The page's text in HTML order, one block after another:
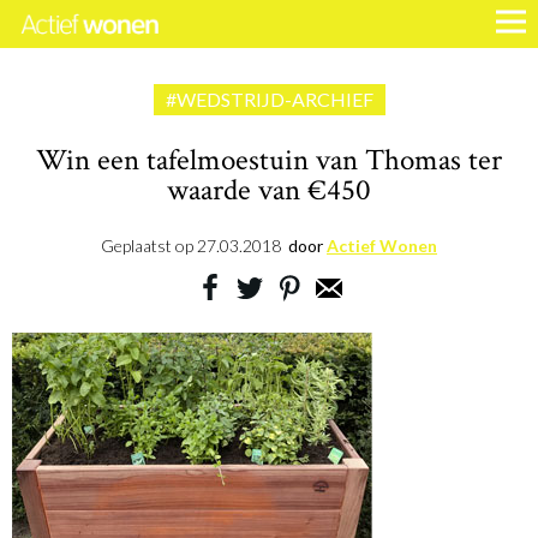
#WEDSTRIJD-ARCHIEF
Win een tafelmoestuin van Thomas ter
waarde van €450
Geplaatst op 27.03.2018 doorActief Wonen